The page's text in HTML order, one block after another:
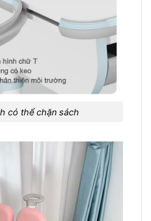
có thể chặn sách